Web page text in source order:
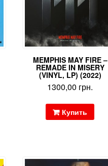
MEMPHIS MAY FIRE –
REMADE IN MISERY
(VINYL, LP) (2022)
1300,00 грн.
Купить